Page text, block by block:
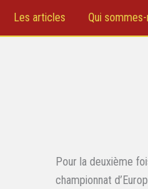
Les articles Qui
Pour la deuxième
championnat